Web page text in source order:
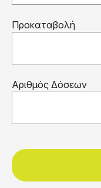
Προκαταβολή
Αριθμός Δόσεων